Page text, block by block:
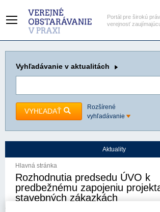
Portál pre širokú
verejnosť
Vyhľadávanie v aktualitách
VYHĽADAŤ
Rozšírené
vyhľadávanie
Aktuality
Hlavná stránka
Rozhodnutia predsedu ÚVO k
predbežnému zapojeniu
stavebných zákazkách